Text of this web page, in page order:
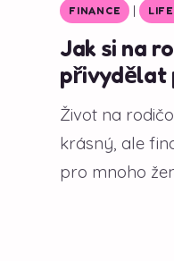
Jak si na
přivydělat
Život na
krásný, ale
pro mnoho
FINANCE |